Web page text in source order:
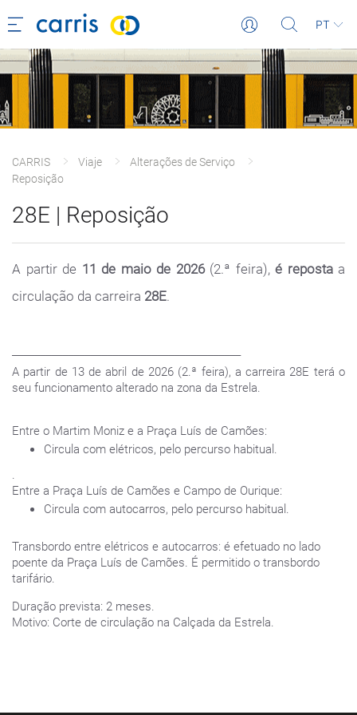
PT
CARRIS Viaje
Alterações de Serviço
Reposição
28E | Reposição
A partir de 11 de maio de 2026(2.ª feira), é reposta a
circulação da carreira 28E.
A partir de 13 de abril de 2026 (2.ª feira), a carreira 28E terá o
seu funcionamento alterado na zona da Estrela.
Entre o Martim Moniz e a Praça Luís de Camões:
Circula com elétricos, pelo percurso habitual.
Entre a Praça Luís de Camões e Campo de Ourique:
Circula com autocarros, pelo percurso habitual.
Transbordo entre elétricos e autocarros: é efetuado no lado
poente da Praça Luís de Camões. É permitido o transbordo
tarifário.
Duração prevista: 2 meses.
Motivo: Corte de circulação na Calçada da Estrela.